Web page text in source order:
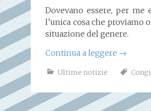
Dovevano essere, per me
l’unica cosa che proviamo
situazione del genere.
Continua a leggere →
Ultime notizie